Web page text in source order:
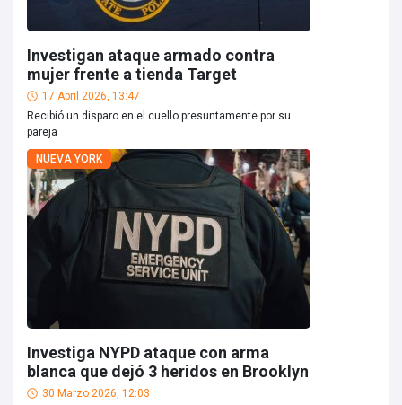
Investigan ataque armado contra
mujer frente a tienda Target
17 Abril 2026, 13:47
Recibió un disparo en el cuello presuntamente por su
pareja
NUEVA YORK
Investiga NYPD ataque con arma
blanca que dejó 3 heridos en Brooklyn
30 Marzo 2026, 12:03